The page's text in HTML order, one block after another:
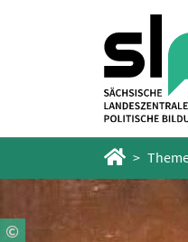
Startseite